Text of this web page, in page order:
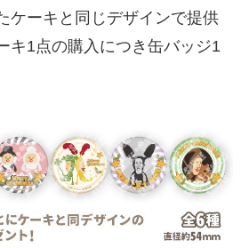
ケーキと同じデザインで提供
キ1点の購入につき缶バッジ1